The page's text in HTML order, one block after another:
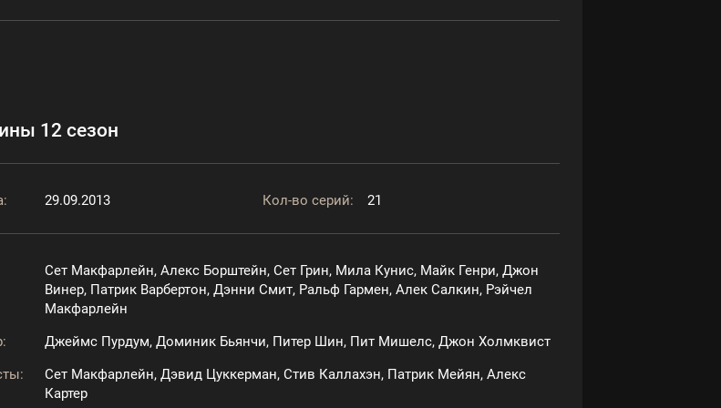
12 сезон
29.09.2013 Кол-во серий: 21
Сет Макфарлейн, Алекс Борштейн, Сет Грин, Мила Кунис, Майк Генри, Джон
Винер, Патрик Варбертон, Дэнни Смит, Ральф Гармен, Алек Салкин, Рэйчел
Макфарлейн
Джеймс Пурдум, Доминик Бьянчи, Питер Шин, Пит Мишелс, Джон Холмквист
Сет Макфарлейн, Дэвид Цуккерман, Стив Каллахэн, Патрик Мейян, Алекс
Картер